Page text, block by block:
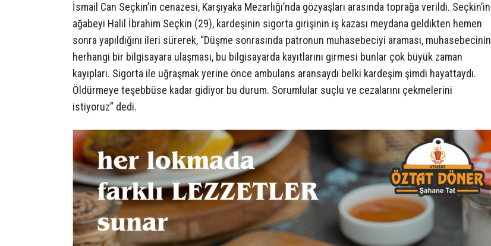
İsmail Can Seçkin’in cenazesi, Karşıyaka Mezarlığı’nda gözyaşları arasında toprağa verildi. Seçkin’in
ağabeyi Halil İbrahim Seçkin (29), kardeşinin sigorta girişinin iş kazası meydana geldikten hemen
sonra yapıldığını ileri sürerek, “Düşme sonrasında patronun muhasebeciyi araması, muhasebecinin
herhangi bir bilgisayara ulaşması, bu bilgisayarda kayıtlarını girmesi bunlar çok büyük zaman
kayıpları. Sigorta ile uğraşmak yerine önce ambulans aransaydı belki kardeşim şimdi hayattaydı.
Öldürmeye teşebbüse kadar gidiyor bu durum. Sorumlular suçlu ve cezalarını çekmelerini
istiyoruz” dedi.